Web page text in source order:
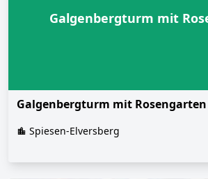
Galgenbergturm mit
Galgenbergturm mit Rosengarten
Spiesen-Elversberg